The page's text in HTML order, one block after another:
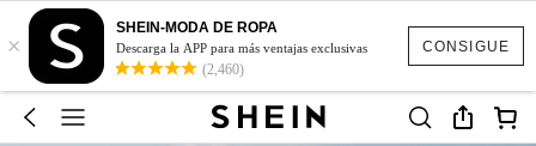
CONSIGUE
×
SHEIN-MODA DE ROPA
Descarga la APP para más ventajas exclusivas
(2,460)